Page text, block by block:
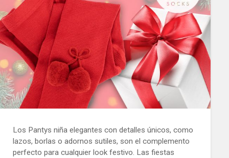
Los Pantys niña elegantes con detalles únicos, como
lazos, borlas o adornos sutiles, son el complemento
perfecto para cualquier look festivo. Las fiestas